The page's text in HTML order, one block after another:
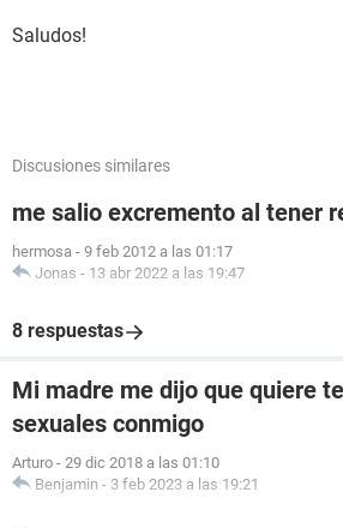
Saludos!
Discusiones similares
me salio excremento al tener
hermosa - 9 feb 2012 a las 01:17
Jonas - 13 abr 2022 a las 19:47
8 respuestas
Mi madre me dijo que quiere
sexuales conmigo
Arturo - 29 dic 2018 a las 01:10
Benjamin - 3 feb 2023 a las 19:21